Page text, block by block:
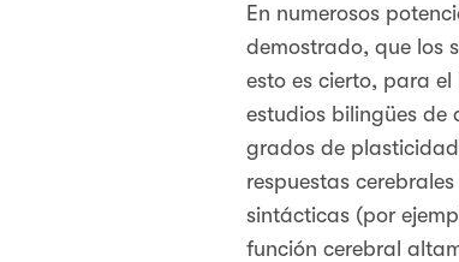
En numerosos
demostrado, que los
esto es cierto, para
estudios bilingües de
grados de
respuestas
sintácticas (por
función cerebral